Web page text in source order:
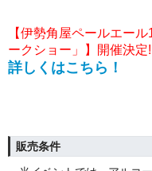
【伊勢角屋ペールエー
ークショー」】開催決定
詳しくはこちら！
販売条件